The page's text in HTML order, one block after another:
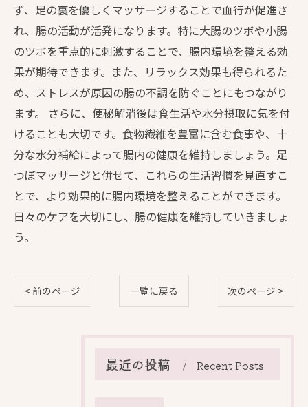
ず、足の裏を優しくマッサージすることで血行が促進さ
れ、腸の活動が活発になります。特に大腸のツボや小腸
のツボを重点的に刺激することで、腸内環境を整える効
果が期待できます。また、リラックス効果も得られるた
め、ストレスが原因の腸の不調を防ぐことにもつながり
ます。 さらに、便秘解消後は食生活や水分摂取に気を付
けることも大切です。食物繊維を豊富に含む食事や、十
分な水分補給によって腸内の健康を維持しましょう。足
つぼマッサージと併せて、これらの生活習慣を見直すこ
とで、より効果的に腸内環境を整えることができます。
日々のケアを大切にし、腸の健康を維持していきましょ
う。
< 前のページ 一覧に戻る 次のページ >
最近の投稿 Recent Posts